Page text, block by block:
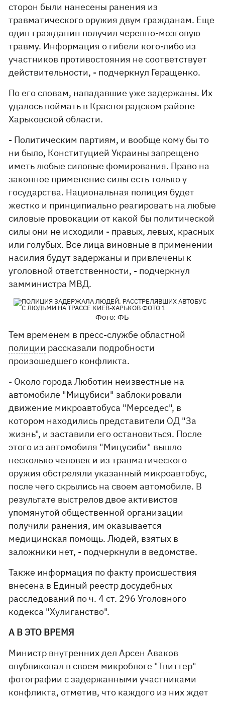
сторон были нанесены ранения из
травматического оружия двум гражданам. Еще
один гражданин получил черепно-мозговую
травму. Информация о гибели кого-либо из
участников противостояния не соответствует
действительности, - подчеркнул Геращенко.
По его словам, нападавшие уже задержаны. Их
удалось поймать в Красноградском районе
Харьковской области.
- Политическим партиям, и вообще кому бы то
ни было, Конституцией Украины запрещено
иметь любые силовые фомирования. Право на
законное применение силы есть только у
государства. Национальная полиция будет
жестко и принципиально реагировать на любые
силовые провокации от какой бы политической
силы они не исходили - правых, левых, красных
или голубых. Все лица виновные в применении
насилия будут задержаны и привлечены к
уголовной ответственности, - подчеркнул
замминистра МВД.
Фото: ФБ
Тем временем в пресс-службе областной
полиции рассказали подробности
произошедшего конфликта.
- Около города Люботин неизвестные на
автомобиле "Мицубиси" заблокировали
движение микроавтобуса "Мерседес", в
котором находились представители ОД "За
жизнь", и заставили его остановиться. После
этого из автомобиля "Мицусиби" вышло
несколько человек и из травматического
оружия обстреляли указанный микроавтобус,
после чего скрылись на своем автомобиле. В
результате выстрелов двое активистов
упомянутой общественной организации
получили ранения, им оказывается
медицинская помощь. Людей, взятых в
заложники нет, - подчеркнули в ведомстве.
Также информация по факту происшествия
внесена в Единый реестр досудебных
расследований по ч. 4 ст. 296 Уголовного
кодекса "Хулиганство".
А В ЭТО ВРЕМЯ
Министр внутренних дел Арсен Аваков
опубликовал в своем микроблоге "Твиттер"
фотографии с задержанными участниками
конфликта, отметив, что каждого из них ждет